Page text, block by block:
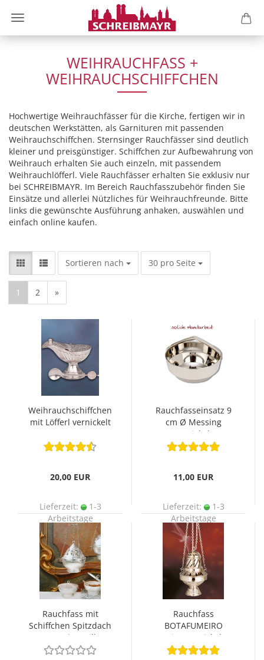
WEIHRAUCHFASS +
WEIHRAUCHSCHIFFCHEN
Hochwertige Weihrauchfässer für die Kirche, fertigen wir in
deutschen Werkstätten, als Garnituren mit passenden
Weihrauchschiffchen. Sternsinger Rauchfässer sind deutlich
kleiner und preisgünstiger. Schiffchen zur Aufbewahrung von
Weihrauch erhalten Sie auch einzeln, mit passendem
Weihrauchlöfferl. Viele Rauchfässer erhalten Sie exklusiv nur
bei SCHREIBMAYR. Im Bereich Rauchfasszubehör finden Sie
Einsätze und allerlei Nützliches für Weihrauchfreunde. Bitte
links die gewünschte Ausführung anhaken, auswählen und
einfach online kaufen.
Sortieren nach
Sortieren nach 30 pro Seite
pro Seite
1 2 »
Weihrauchschiffchen
mit Löfferl vernickelt
20,00 EUR
Lieferzeit:
1-3
Arbeitstage
Rauchfasseinsatz 9
cm Ø Messing
vernickelt
11,00 EUR
Lieferzeit:
1-3
Arbeitstage
Rauchfass mit
Schiffchen Spitzdach
14,5 cm Ø versilbert
Rauchfass
BOTAFUMEIRO
Messing vernickelt 17
cm